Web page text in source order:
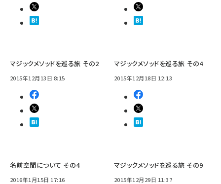
マジックメソッドを巡る旅 その2
2015年12月13日 8:15
マジックメソッドを巡る旅 その4
2015年12月18日 12:13
名前空間について その4
2016年1月15日 17:16
マジックメソッドを巡る旅 その9
2015年12月29日 11:37